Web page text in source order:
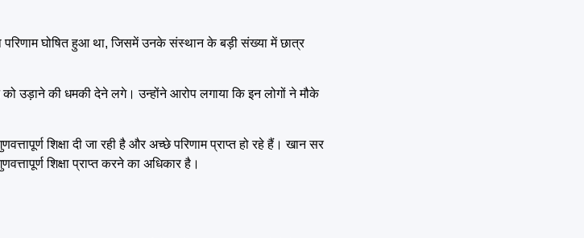
परिणाम घोषित हुआ था, जिसमें उनके संस्थान के बड़ी संख्या में छात्र
उड़ाने की धमकी देने लगे। उन्होंने आरोप लगाया कि इन लोगों ने मौके
शिक्षा दी जा रही है और अच्छे परिणाम प्राप्त हो रहे हैं। खान सर
शिक्षा प्राप्त करने का अधिकार है।